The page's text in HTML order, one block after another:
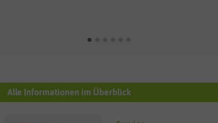
Alle Informationen im Überblick